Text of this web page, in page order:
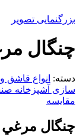
بزرگنمایی تصویر
چنگال
دسته: انواع قاشق
سازی آشپزخانه
مقایسه
چنگال مرغي